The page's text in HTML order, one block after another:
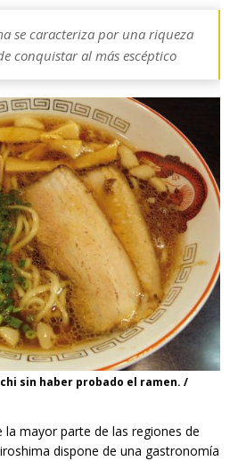
se caracteriza por una riqueza
conquistar al más escéptico
sin haber probado el ramen. /
mayor parte de las regiones de
dispone de una gastronomía